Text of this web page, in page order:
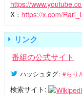
https://
X： https://x.com/
リンク
番組の公式サイト
ハッシュタグ: #らり
検索サイト: